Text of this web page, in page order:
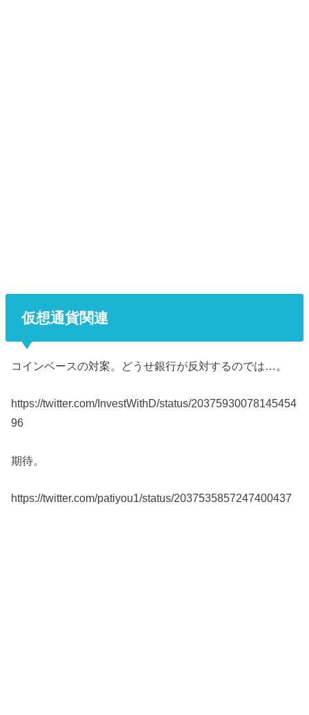
仮想通貨関連
コインベースの対案。どうせ銀行が反対するのでは…。
https://twitter.com/InvestWithD/status/20375930078145454
96
期待。
https://twitter.com/patiyou1/status/2037535857247400437